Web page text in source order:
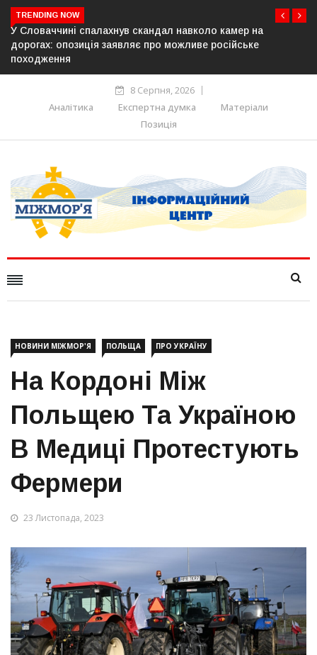
TRENDING NOW
У Молдові готують план дій на випадок припинення
постачання газу до Придністров’я
8 Серпня, 2026
Аналітика
Експертна думка
Матеріали
Позиція
НОВИНИ МІЖМОР'Я ПОЛЬЩА ПРО УКРАЇНУ
На Кордоні Між
Польщею Та Україною
В Медиці Протестують
Фермери
23 Листопада, 2023